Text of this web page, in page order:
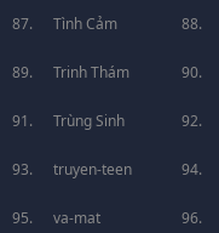
Tình Cảm
Trinh Thám
Trùng Sinh
truyen-teen
va-mat